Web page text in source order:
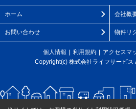
ホーム 会社概
お問い合わせ 物件リ
個人情報 利用規約 アクセスマ
Copyright(c) 株式会社ライフサービス